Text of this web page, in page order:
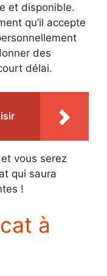
et disponible.
qu’il accepte
des
délai.
vous serez
qui saura
!
à